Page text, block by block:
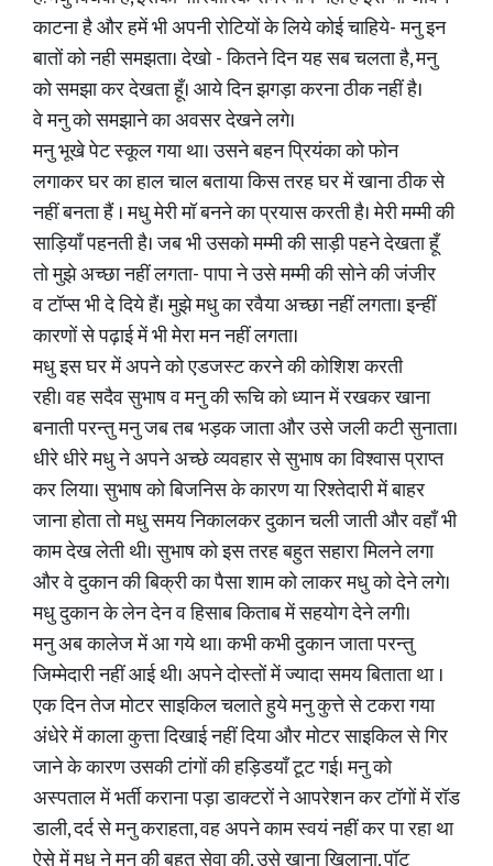
काटना है और हमें भी अपनी रोटियों के लिये कोई चाहिये- मनु इन
बातों को नही समझता। देखो - कितने दिन यह सब चलता है, मनु
को समझा कर देखता हूँ। आये दिन झगड़ा करना ठीक नहीं है।
वे मनु को समझाने का अवसर देखने लगे।
मनु भूखे पेट स्कूल गया था। उसने बहन प्रियंका को फोन
लगाकर घर का हाल चाल बताया किस तरह घर में खाना ठीक से
नहीं बनता हैं । मधु मेरी मॉ बनने का प्रयास करती है। मेरी मम्मी की
साड़ियाँ पहनती है। जब भी उसको मम्मी की साड़ी पहने देखता हूँ
तो मुझे अच्छा नहीं लगता- पापा ने उसे मम्मी की सोने की जंजीर
व टॉप्स भी दे दिये हैं। मुझे मधु का रवैया अच्छा नहीं लगता। इन्हीं
कारणों से पढ़ाई में भी मेरा मन नहीं लगता।
मधु इस घर में अपने को एडजस्ट करने की कोशिश करती
रही। वह सदैव सुभाष व मनु की रूचि को ध्यान में रखकर खाना
बनाती परन्तु मनु जब तब भड़क जाता और उसे जली कटी सुनाता।
धीरे धीरे मधु ने अपने अच्छे व्यवहार से सुभाष का विश्वास प्राप्त
कर लिया। सुभाष को बिजनिस के कारण या रिश्तेदारी में बाहर
जाना होता तो मधु समय निकालकर दुकान चली जाती और वहाँ भी
काम देख लेती थी। सुभाष को इस तरह बहुत सहारा मिलने लगा
और वे दुकान की बिक्री का पैसा शाम को लाकर मधु को देने लगे।
मधु दुकान के लेन देन व हिसाब किताब में सहयोग देने लगी।
मनु अब कालेज में आ गये था। कभी कभी दुकान जाता परन्तु
जिम्मेदारी नहीं आई थी। अपने दोस्तों में ज्यादा समय बिताता था ।
एक दिन तेज मोटर साइकिल चलाते हुये मनु कुत्ते से टकरा गया
अंधेरे में काला कुत्ता दिखाई नहीं दिया और मोटर साइकिल से गिर
जाने के कारण उसकी टांगों की हड़िडयाँ टूट गई। मनु को
अस्पताल में भर्ती कराना पड़ा डाक्टरों ने आपरेशन कर टॉगों में रॉड
डाली, दर्द से मनु कराहता, वह अपने काम स्वयं नहीं कर पा रहा था